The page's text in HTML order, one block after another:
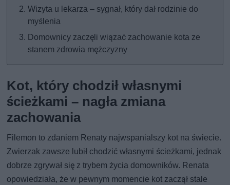
Wizyta u lekarza – sygnał, który dał rodzinie do
myślenia
Domownicy zaczęli wiązać zachowanie kota ze
stanem zdrowia mężczyzny
Kot, który chodził własnymi
ścieżkami – nagła zmiana
zachowania
Filemon to zdaniem Renaty najwspanialszy kot na świecie.
Zwierzak zawsze lubił chodzić własnymi ścieżkami, jednak
dobrze zgrywał się z trybem życia domowników. Renata
opowiedziała, że w pewnym momencie kot zaczął stale